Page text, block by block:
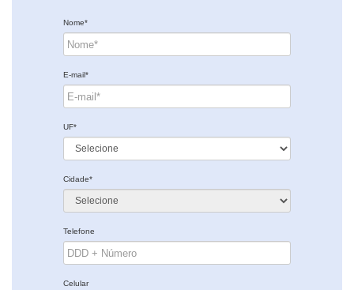
Nome*
E-mail*
UF*
Cidade*
Telefone
Celular